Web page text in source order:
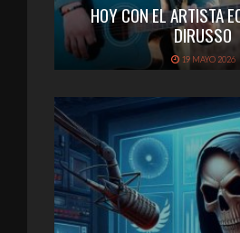
HOY CON EL ARTISTA
DIRUSSO
19 MAYO 2026